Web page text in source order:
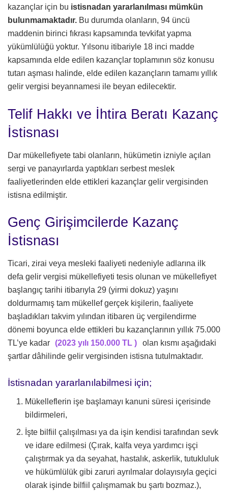
kazançlar için bu istisnadan yararlanılması mümkün
bulunmamaktadır. Bu durumda olanların, 94 üncü
maddenin birinci fıkrası kapsamında tevkifat yapma
yükümlülüğü yoktur. Yılsonu itibariyle 18 inci madde
kapsamında elde edilen kazançlar toplamının söz konusu
tutarı aşması halinde, elde edilen kazançların tamamı yıllık
gelir vergisi beyannamesi ile beyan edilecektir.
Telif Hakkı ve İhtira Beratı Kazanç
İstisnası
Dar mükellefiyete tabi olanların, hükümetin izniyle açılan
sergi ve panayırlarda yaptıkları serbest meslek
faaliyetlerinden elde ettikleri kazançlar gelir vergisinden
istisna edilmiştir.
Genç Girişimcilerde Kazanç
İstisnası
Ticari, zirai veya mesleki faaliyeti nedeniyle adlarına ilk
defa gelir vergisi mükellefiyeti tesis olunan ve mükellefiyet
başlangıç tarihi itibarıyla 29 (yirmi dokuz) yaşını
doldurmamış tam mükellef gerçek kişilerin, faaliyete
başladıkları takvim yılından itibaren üç vergilendirme
dönemi boyunca elde ettikleri bu kazançlarının yıllık 75.000
TL’ye kadar (2023 yılı 150.000 TL )
olan kısmı aşağıdaki
şartlar dâhilinde gelir vergisinden istisna tutulmaktadır.
İstisnadan yararlanılabilmesi için;
Mükelleflerin işe başlamayı kanuni süresi içerisinde
bildirmeleri,
İşte bilfiil çalışılması ya da işin kendisi tarafından sevk
ve idare edilmesi (Çırak, kalfa veya yardımcı işçi
çalıştırmak ya da seyahat, hastalık, askerlik, tutukluluk
ve hükümlülük gibi zaruri ayrılmalar dolayısıyla geçici
olarak işinde bilfiil çalışmamak bu şartı bozmaz.),